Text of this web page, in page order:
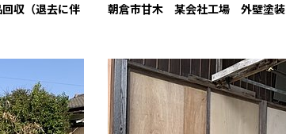
収（退去に伴
朝倉市甘木 某会社工場 外壁塗装